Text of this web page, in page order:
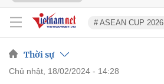
# ASEAN CUP 2026
Thời sự
chủ nhật, 18/02/2024 - 14:28